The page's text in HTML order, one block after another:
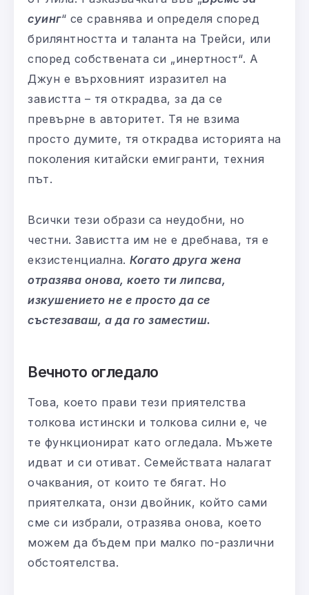
суинг“ се сравнява и определя според
брилянтността и таланта на Трейси, или
според собствената си „инертност“. А
Джун е върховният изразител на
завистта – тя открадва, за да се
превърне в авторитет. Тя не взима
просто думите, тя открадва историята на
поколения китайски емигранти, техния
път.
Всички тези образи са неудобни, но
честни. Завистта им не е дребнава, тя е
екзистенциална. Когато друга жена
отразява онова, което ти липсва,
изкушението не е просто да се
състезаваш, а да го заместиш.
Вечното огледало
Това, което прави тези приятелства
толкова истински и толкова силни е, че
те функционират като огледала. Мъжете
идват и си отиват. Семействата налагат
очаквания, от които те бягат. Но
приятелката, онзи двойник, който сами
сме си избрали, отразява онова, което
можем да бъдем при малко по-различни
обстоятелства.